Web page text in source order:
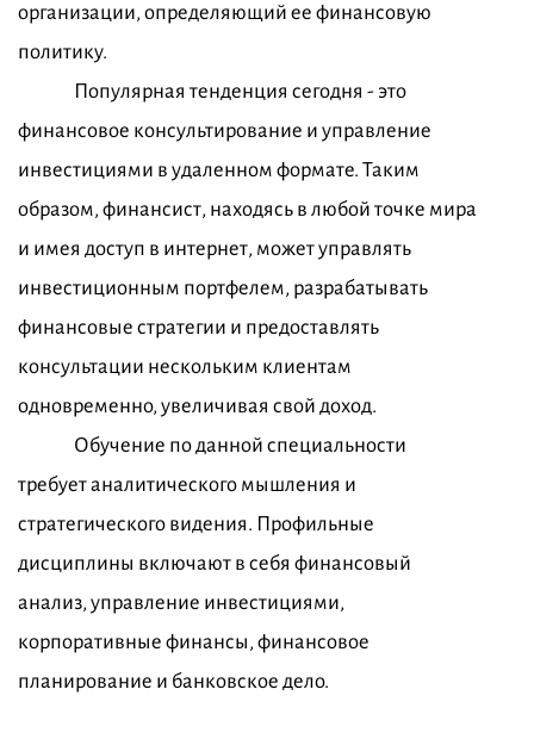
организации, определяющий ее финансовую
политику.
Популярная тенденция сегодня - это
финансовое консультирование и управление
инвестициями в удаленном формате. Таким
образом, финансист, находясь в любой точке мира
и имея доступ в интернет, может управлять
инвестиционным портфелем, разрабатывать
финансовые стратегии и предоставлять
консультации нескольким клиентам
одновременно, увеличивая свой доход.
Обучение по данной специальности
требует аналитического мышления и
стратегического видения. Профильные
дисциплины включают в себя финансовый
анализ, управление инвестициями,
корпоративные финансы, финансовое
планирование и банковское дело.